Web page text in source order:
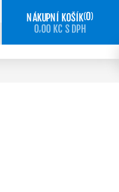
NÁKUPNÍ KOŠÍK 0
0,00 KČ S DPH